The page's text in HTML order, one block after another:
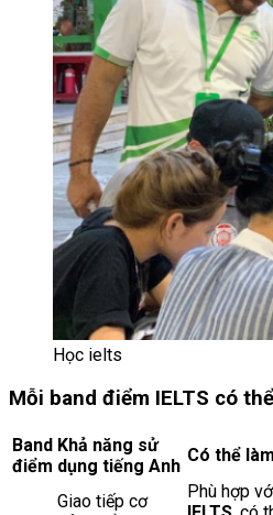
Học ielts
Mỗi band điểm IELTS có
Band
điểm
Khả năng sử
dụng tiếng Anh
Có thể
Giao tiếp cơ
Phù hợp